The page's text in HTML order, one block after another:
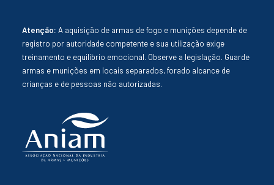
Atenção: A aquisição de armas de fogo e munições depende de
registro por autoridade competente e sua utilização exige
treinamento e equilíbrio emocional. Observe a legislação. Guarde
armas e munições em locais separados, forado alcance de
crianças e de pessoas não autorizadas.